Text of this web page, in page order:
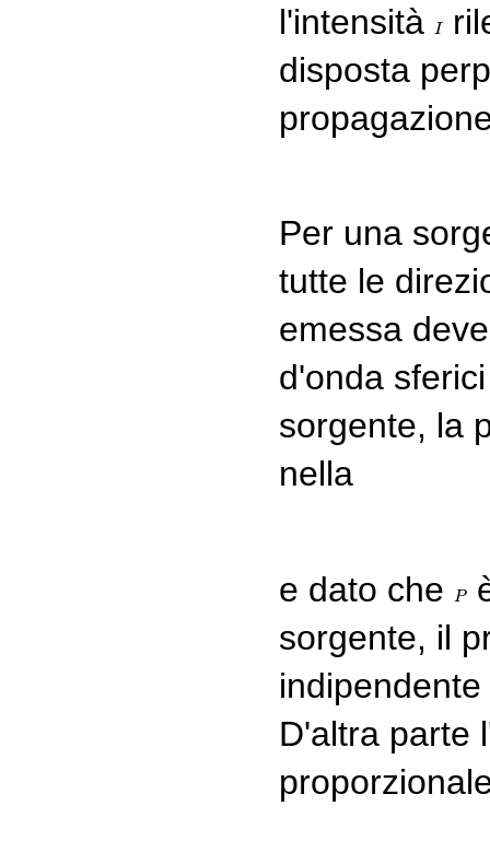
l'intensità
I
I
disposta
Per una
tutte le
emessa
d'onda
sorgente, la
nella
e dato che P
P
sorgente, il
D'altra parte